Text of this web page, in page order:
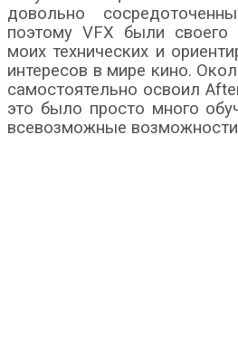
довольно
поэтому VFX были своего
моих технических и
интересов в мире кино.
самостоятельно освоил
это было просто много
всевозможные